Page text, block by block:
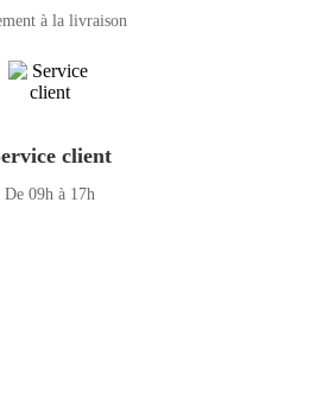
à la livraison
client
De 09h à 17h